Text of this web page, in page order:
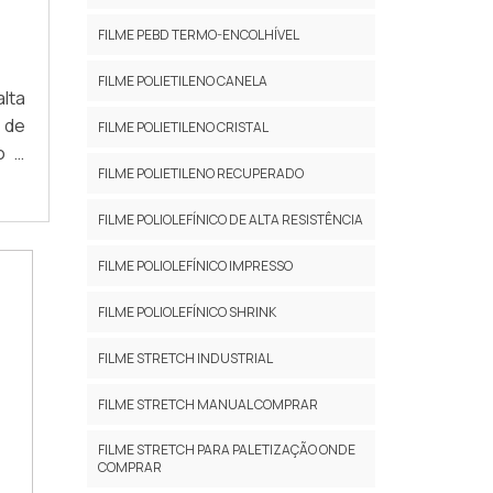
e
FILME PEBD TERMO-ENCOLHÍVEL
FILME POLIETILENO CANELA
FILME POLIETILENO CRISTAL
FILME POLIETILENO RECUPERADO
FILME POLIOLEFÍNICO DE ALTA RESISTÊNCIA
FILME POLIOLEFÍNICO IMPRESSO
FILME POLIOLEFÍNICO SHRINK
FILME STRETCH INDUSTRIAL
FILME STRETCH MANUAL COMPRAR
FILME STRETCH PARA PALETIZAÇÃO ONDE
COMPRAR